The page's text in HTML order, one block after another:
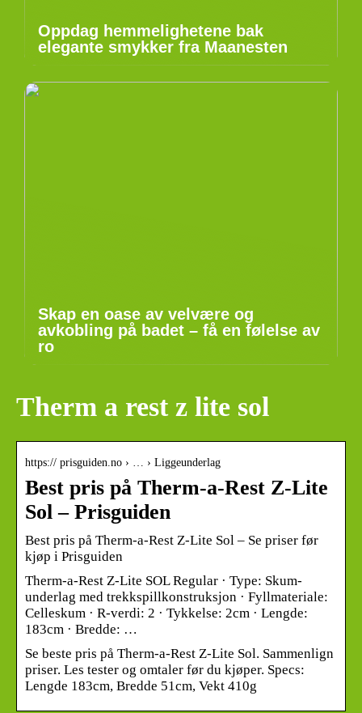
Oppdag hemmelighetene bak
elegante smykker fra Maanesten
Skap en oase av velvære og
avkobling på badet – få en følelse av
ro
Therm a rest z lite sol
https:// prisguiden.no › … › Liggeunderlag
Best pris på Therm-a-Rest Z-Lite
Sol – Prisguiden
Best pris på Therm-a-Rest Z-Lite Sol – Se priser før
kjøp i Prisguiden
Therm-a-Rest Z-Lite SOL Regular · Type: Skum-
underlag med trekkspillkonstruksjon · Fyllmateriale:
Celleskum · R-verdi: 2 · Tykkelse: 2cm · Lengde:
183cm · Bredde: …
Se beste pris på Therm-a-Rest Z-Lite Sol. Sammenlign
priser. Les tester og omtaler før du kjøper. Specs:
Lengde 183cm, Bredde 51cm, Vekt 410g